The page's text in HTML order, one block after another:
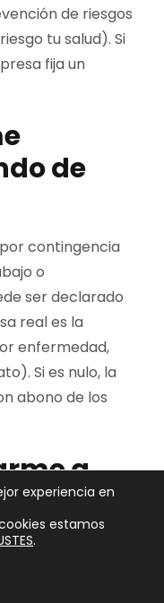
de riesgos
tu salud). Si
fija un
de
contingencia
o
ser declarado
real es la
enfermedad,
Si es nulo, la
abono de los
a
experiencia en
estamos
.